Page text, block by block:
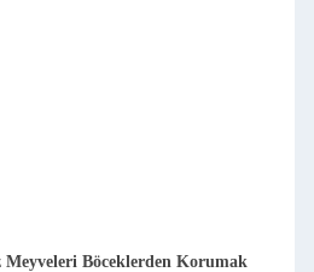
Meyveleri Böceklerden Korumak